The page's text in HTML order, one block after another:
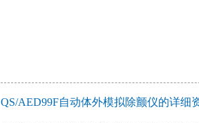
QS/AED99F自动体外模拟除颤仪的详细